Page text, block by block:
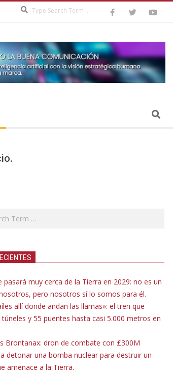
Search
pasará muy cerca de la Tierra en 2029: no es un
pero nosotros sí lo somos para él.
allí donde andan las llamas»: el tren que
y 55 puentes hasta casi 5.000 metros en
Brontanax: dron de combate con £300M
detonar una bomba nuclear para destruir un
amenace a la Tierra.